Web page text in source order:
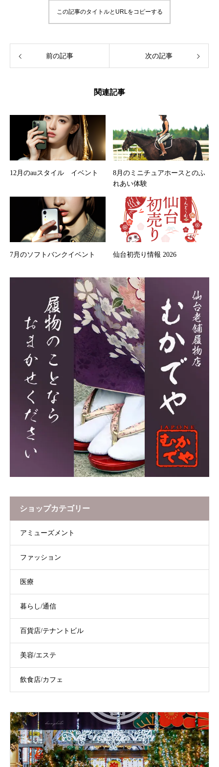
この記事のタイトルとURLをコピーする
前の記事 次の記事
関連記事
12月のauスタイル イベント
8月のミニチュアホースとのふ
れあい体験
7月のソフトバンクイベント 仙台初売り情報 2026
ショップカテゴリー
アミューズメント
ファッション
医療
暮らし/通信
百貨店/テナントビル
美容/エステ
飲食店/カフェ